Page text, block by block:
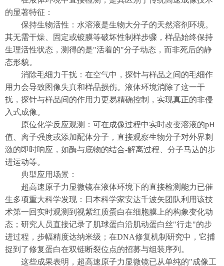
的显著特征：
保持生物活性：水溶液是生物大分子的天然溶剂环境。
其无需干燥、固定或镀膜等破坏性制样步骤，样品始终保持
生理活性状态，测得的是"活着的"分子动态，而非死后的静
态形貌。
消除毛细力干扰：在空气中，探针与样品之间的毛细作
用力会导致图像失真和样品损伤。液体环境消除了这一干
扰，探针与样品间的作用力更易精确控制，实现真正的非侵
入式成像。
原位化学反应观测：可在成像过程中实时改变溶液的pH
值、离子强度或添加配体分子，直接观察生物分子对外界刺
激的即时响应，如酶与底物的结合-解离过程、分子马达的步
进运动等。
典型应用场景：
超高速原子力显微镜在液体环境下的直接检测能力已催
生多项重大科学发现：日本科学家安达千波矢团队利用该技
术第一回 实时观测到视紫红质蛋白在细胞膜上的构象变化动
态；研究人员直接记录了肌球蛋白沿肌动蛋白丝"行走"的步
进过程，步幅精度达纳米级；在DNA修复机制研究中，它捕
捉到了修复蛋白在双链断裂位点的招募与组装序列。
这些成果表明，超高速原子力显微镜已从单纯的"成像工